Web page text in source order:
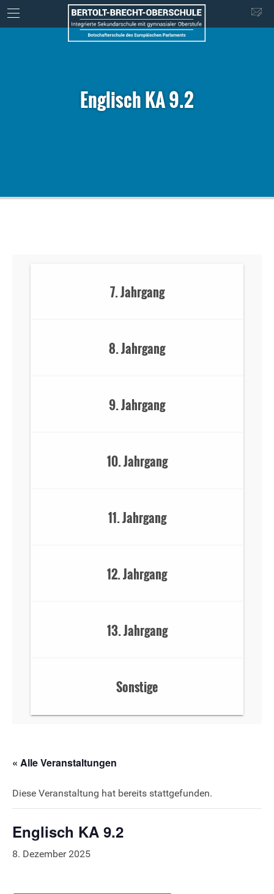
Englisch KA 9.2
7. Jahrgang
8. Jahrgang
9. Jahrgang
10. Jahrgang
11. Jahrgang
12. Jahrgang
13. Jahrgang
Sonstige
« Alle Veranstaltungen
Diese Veranstaltung hat bereits stattgefunden.
Englisch KA 9.2
8. Dezember 2025